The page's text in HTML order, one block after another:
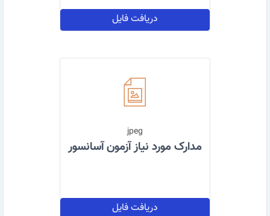
دریافت فایل
jpeg
مدارک مورد نیاز آزمون آسانسور
دریافت فایل